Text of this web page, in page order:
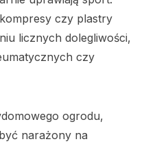
czy plastry
licznych dolegliwości,
czy
ogrodu,
narażony na